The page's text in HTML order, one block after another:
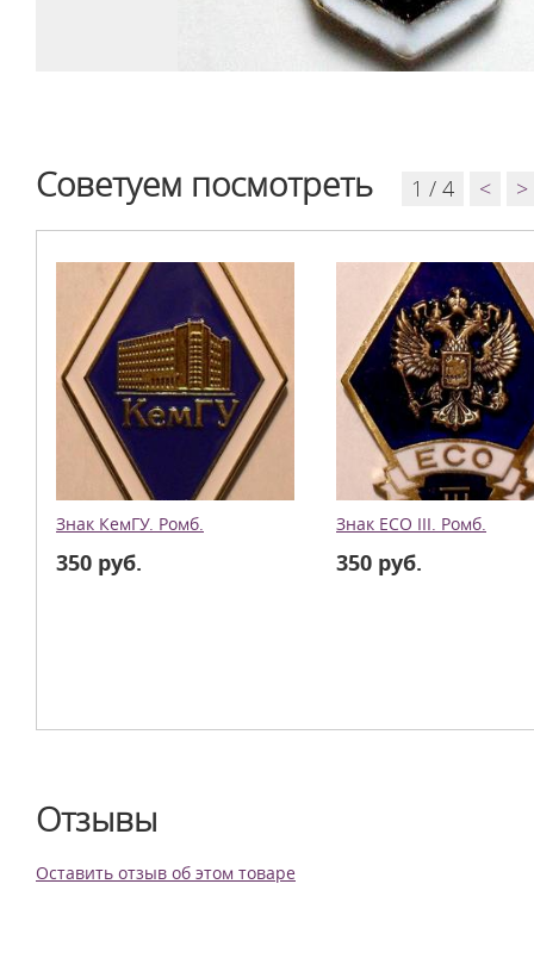
Советуем посмотреть 1 / 4 < >
Знак КемГУ. Ромб.
350 руб.
Знак ЕСО III. Ромб.
350 руб.
Отзывы
Оставить отзыв об этом товаре